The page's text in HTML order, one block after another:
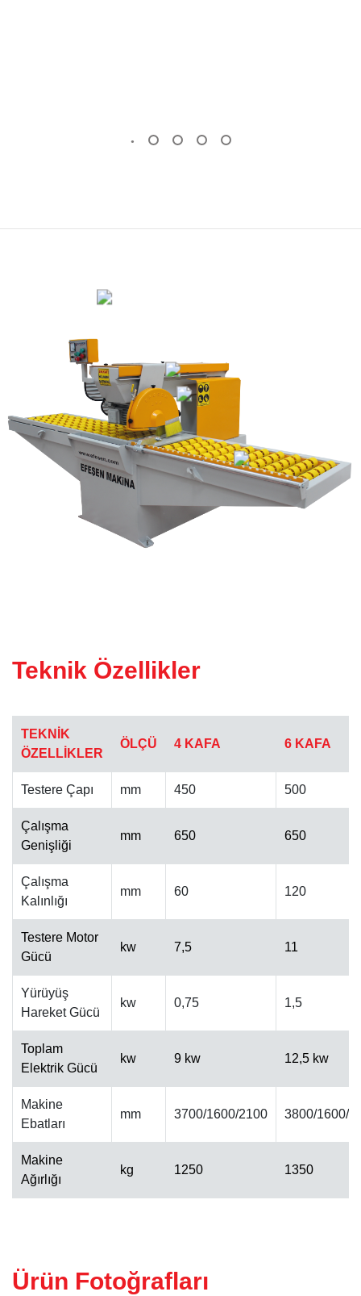
KÖPRÜ KESIM MAKINESI
(Standart)
Teknik Özellikler
TEKNİK
ÖZELLİKLER
ÖLÇÜ 4 KAFA 6 KAFA
Testere Çapı mm 450 500
Çalışma
Genişliği
mm 650 650
Çalışma
Kalınlığı
mm 60 120
Testere Motor
Gücü
kw 7,5 11
Yürüyüş
Hareket Gücü
kw 0,75 1,5
Toplam
Elektrik Gücü
kw 9 kw 12,5 kw
Makine
Ebatları
mm 3700/1600/2100 3800/1600/
Makine
Ağırlığı
kg 1250 1350
Ürün Fotoğrafları